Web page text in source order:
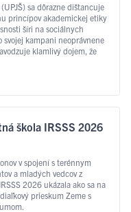
sa dôrazne dištancuje
princípov akademickej etiky
šíri na sociálnych
svojej kampani neoprávnene
klamlivý dojem, že
škola IRSSS 2026
v spojení s terénnym
a mladých vedcov z
2026 ukázala ako sa na
prieskum Zeme s